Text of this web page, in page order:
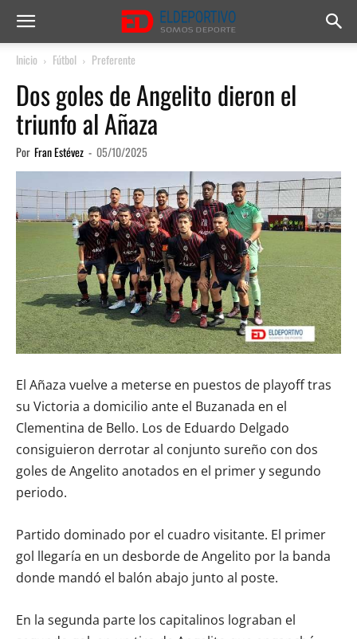
Inicio Fútbol Preferente
Dos goles de Angelito dieron el
triunfo al Añaza
Por Fran Estévez - 05/10/2025
El Añaza vuelve a meterse en puestos de playoff tras
su Victoria a domicilio ante el Buzanada en el
Clementina de Bello. Los de Eduardo Delgado
consiguieron derrotar al conjunto sureño con dos
goles de Angelito anotados en el primer y segundo
periodo.
Partido dominado por el cuadro visitante. El primer
gol llegaría en un desborde de Angelito por la banda
donde mandó el balón abajo junto al poste.
En la segunda parte los capitalinos lograban el